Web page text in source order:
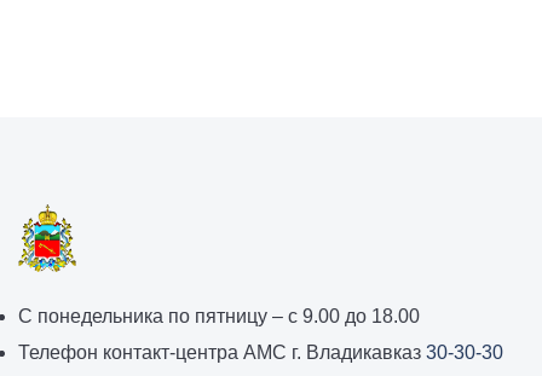
График
работы
С понедельника по пятницу – с 9.00 до 18.00
Телефон контакт-центра АМС г. Владикавказ 30-30-30